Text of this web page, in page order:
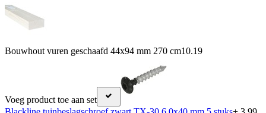
Bouwhout vuren geschaafd 44x94 mm 270 cm10.19
Voeg product toe aan set